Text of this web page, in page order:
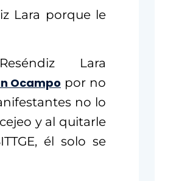
Lara porque le
Lara
Ocampo por no
no lo
y al quitarle
él solo se